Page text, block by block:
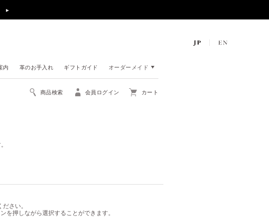
内 革のお手入れ ギフトガイド オーダーメイド
商品検索 会員ログイン カート
さい。
を押しながら選択することができます。